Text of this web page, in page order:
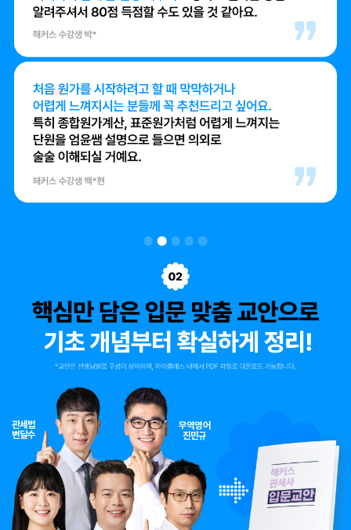
관세법
변달수
무역영어
진민규